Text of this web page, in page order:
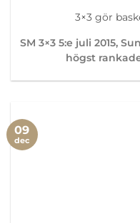
3×3 gör
SM 3×3 5:e juli 2015,
högst
09
dec